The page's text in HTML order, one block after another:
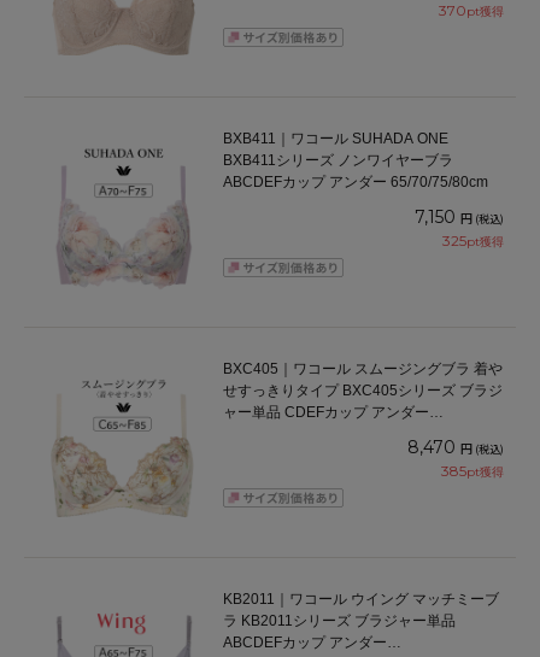
370pt獲得
BXB411｜ワコール SUHADA ONE
BXB411シリーズ ノンワイヤーブラ
ABCDEFカップ アンダー 65/70/75/80cm
7,150 円 (税込)
325pt獲得
BXC405｜ワコール スムージングブラ 着や
せすっきりタイプ BXC405シリーズ ブラジ
ャー単品 CDEFカップ アンダー
8,470 円 (税込)
385pt獲得
KB2011｜ワコール ウイング マッチミーブ
ラ KB2011シリーズ ブラジャー単品
ABCDEFカップ アンダー